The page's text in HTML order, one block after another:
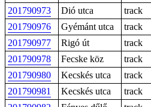
201790973 Dió utca
track
201790976
Gyémánt utca
track
201790977
Rigó út
track
201790978
Fecske köz
track
201790980
Kecskés utca
track
201790981
Kecskés utca
track